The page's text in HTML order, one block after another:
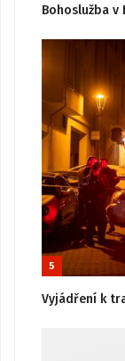
Bohoslužba v
5
Vyjádření k